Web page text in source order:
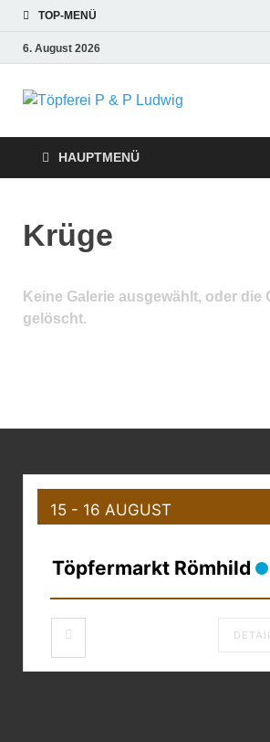
TOP-MENÜ
6. August 2026
HAUPTMENÜ
Krüge
Keine Galerie ausgewählt, oder die
gelöscht.
15 - 16 AUGUST
Töpfermarkt Römhild